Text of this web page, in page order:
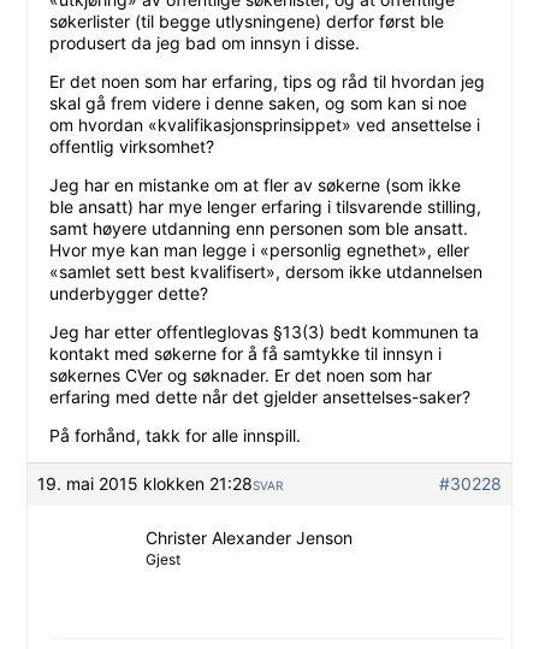
søkerlister (til begge utlysningene) derfor først ble
produsert da jeg bad om innsyn i disse.
Er det noen som har erfaring, tips og råd til hvordan jeg
skal gå frem videre i denne saken, og som kan si noe
om hvordan «kvalifikasjonsprinsippet» ved ansettelse i
offentlig virksomhet?
Jeg har en mistanke om at fler av søkerne (som ikke
ble ansatt) har mye lenger erfaring i tilsvarende stilling,
samt høyere utdanning enn personen som ble ansatt.
Hvor mye kan man legge i «personlig egnethet», eller
«samlet sett best kvalifisert», dersom ikke utdannelsen
underbygger dette?
Jeg har etter offentleglovas §13(3) bedt kommunen ta
kontakt med søkerne for å få samtykke til innsyn i
søkernes CVer og søknader. Er det noen som har
erfaring med dette når det gjelder ansettelses-saker?
På forhånd, takk for alle innspill.
19. mai 2015 klokken 21:28 #30228
SVAR
Christer Alexander Jenson
Gjest